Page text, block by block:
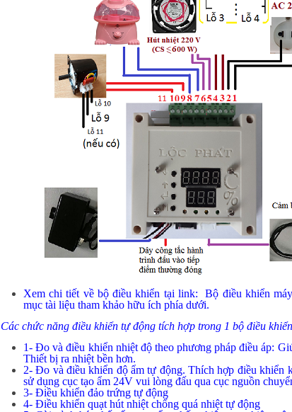
Xem chi tiết về bộ điều khiển tại link:Bộ điều khiển
mục tài liệu tham khảo hữu ích phía dưới.
Các chức năng điều khiển tự động tích hợp trong 1 bộ điều
1- Đo và điều khiển nhiệt độ theo phương pháp điều áp:
Thiết bị ra nhiệt bền hơn.
2- Đo và điều khiển độ ẩm tự động. Thích hợp điều khiển
sử dụng cục tạo ẩm 24V vui lòng đấu qua cục nguồn
3- Điều khiển đảo trứng tự động
4- Điều khiển quạt hút nhiệt chống quá nhiệt tự động